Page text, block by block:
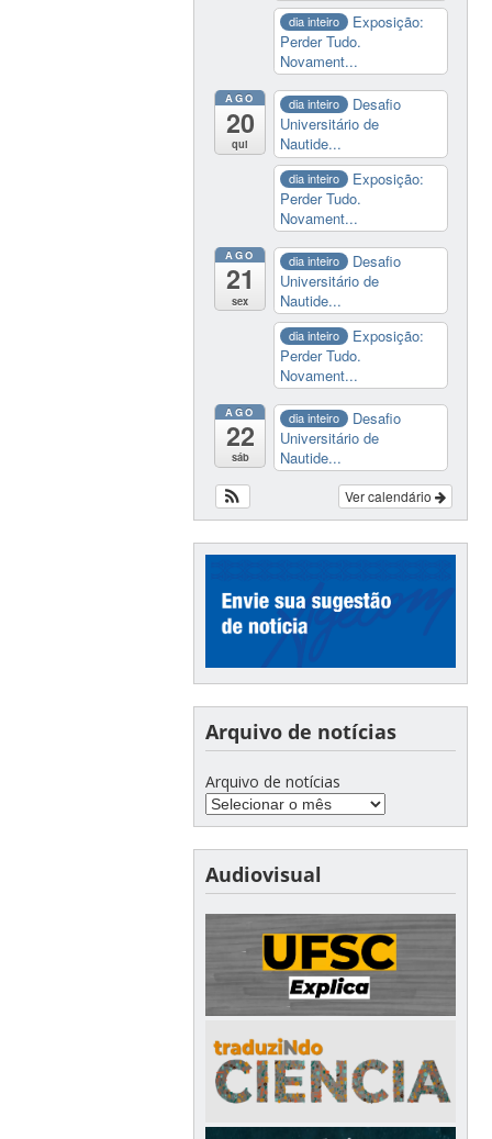
dia inteiro
Exposição:
Perder Tudo.
Novament...
AGO
20
qui
dia inteiro
Desafio
Universitário de
Nautide...
dia inteiro
Exposição:
Perder Tudo.
Novament...
AGO
21
sex
dia inteiro
Desafio
Universitário de
Nautide...
dia inteiro
Exposição:
Perder Tudo.
Novament...
AGO
22
sáb
dia inteiro
Desafio
Universitário de
Nautide...
Ver calendário
Arquivo de notícias
Arquivo de notícias
Audiovisual